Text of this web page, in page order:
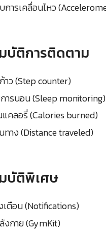
การเคลื่อนไหว
ติการติดตาม
าว (Step counter)
ารนอน (Sleep monitoring)
คลอรี่ (Calories burned)
ทาง (Distance traveled)
บัติพิเศษ
เตือน (Notifications)
งกาย (GymKit)